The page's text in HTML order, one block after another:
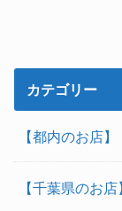
カテゴリー
【都内のお店】
【千葉県のお店